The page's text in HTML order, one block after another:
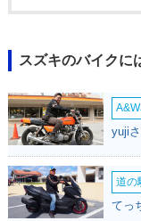
スズキのバイクに
yuji
道の
てっ